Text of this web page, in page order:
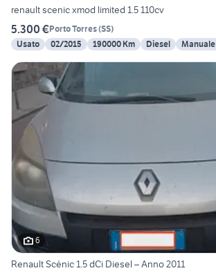
renault scenic xmod limited 1.5 110cv
5.300 €Porto Torres(SS)
Usato
02/2015 190000 Km Diesel Manuale
6
Renault Scénic 1.5 dCi Diesel – Anno 2011